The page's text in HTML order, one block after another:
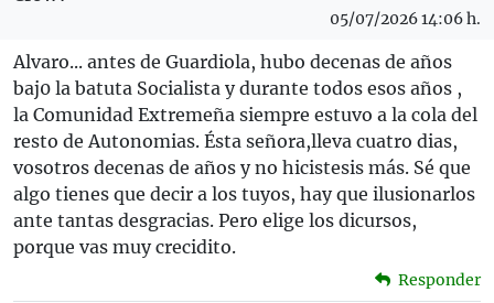
05/07/2026 14:06 h.
Alvaro... antes de Guardiola, hubo decenas de años
baj0 la batuta Socialista y durante todos esos años ,
la Comunidad Extremeña siempre estuvo a la cola del
resto de Autonomias. Ésta señora,lleva cuatro dias,
vosotros decenas de años y no hicistesis más. Sé que
algo tienes que decir a los tuyos, hay que ilusionarlos
ante tantas desgracias. Pero elige los dicursos,
porque vas muy crecidito.
Responder